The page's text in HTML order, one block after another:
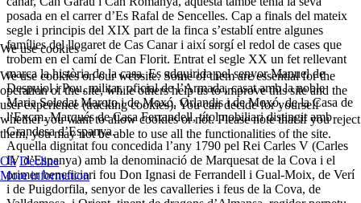
posada en el carrer d’Es Rafal de Sencelles. Cap a finals del mateix
segle i principis del XIX part de la finca s’establí entre algunes
famílies del llogaret de Cas Canar i així sorgí el redol de cases que
trobem en el camí de Can Florit. Entrat el segle XX un fet rellevant
marca la història de la casa. Es adquirida pel senyor Manuel de
Despujol i Pou, militar, oficial de l’Armada, casat amb la noble
Maria Soledat Maroto i de Moxó, Orlandis i de Moxó, de la Casa de
l’Excm. Marqués de Casa Ferrandell, títol nobiliari distingit amb
Grandesa d’Espanya.
Aquella dignitat fou concedida l’any 1790 pel Rei Carles V (Carles
IV d’Espanya) amb la denominació de Marquesat de la Cova i el
primer beneficiari fou Don Ignasi de Ferrandell i Gual-Moix, de Verí
i de Puigdorfila, senyor de les cavalleries i feus de la Cova, de
We use cookies
We use cookies on our website. Some of them are essential for the
operation of the site, while others help us to improve this site and the
user experience (tracking cookies). You can decide for yourself
whether you want to allow cookies or not. Please note that if you reject
them, you may not be able to use all the functionalities of the site.
Ok Decline
More information